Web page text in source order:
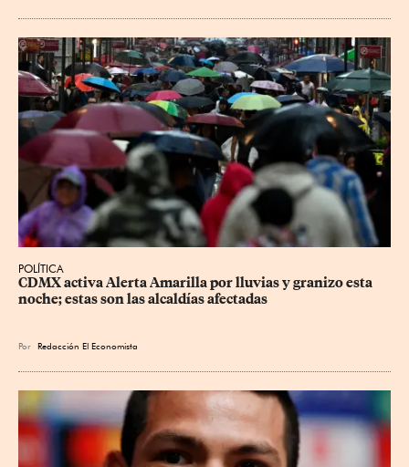
POLÍTICA
CDMX activa Alerta Amarilla por lluvias y granizo esta
noche; estas son las alcaldías afectadas
Por Redacción El Economista